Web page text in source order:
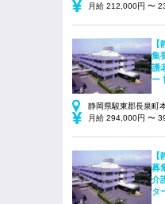
月給 212,000円 〜
集
護
ー
静岡県駿東郡長泉町
月給 294,000円 〜
募
介
タ